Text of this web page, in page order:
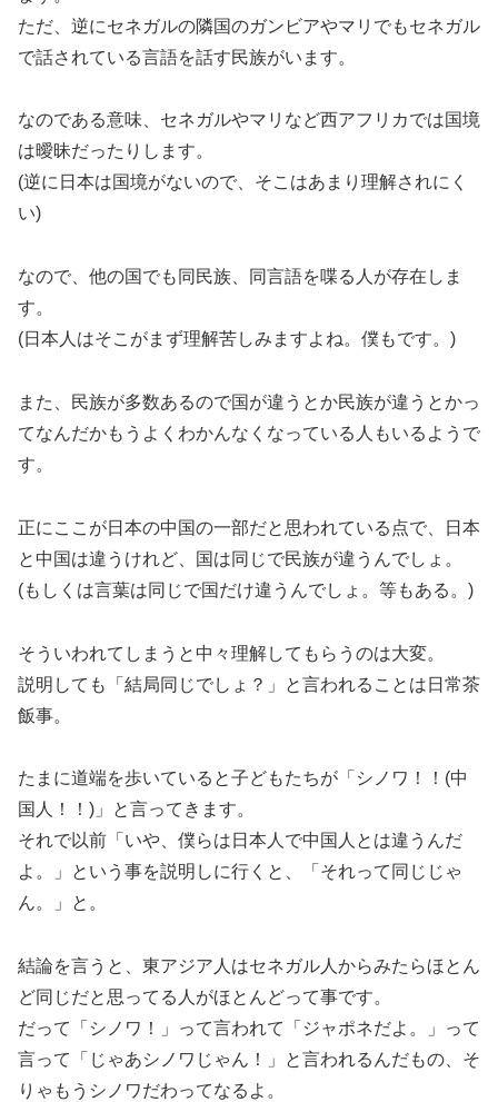
ただ、逆にセネガルの隣国のガンビアやマリでもセネガル
で話されている言語を話す民族がいます。
なのである意味、セネガルやマリなど西アフリカでは国境
は曖昧だったりします。
(逆に日本は国境がないので、そこはあまり理解されにく
い)
なので、他の国でも同民族、同言語を喋る人が存在しま
す。
(日本人はそこがまず理解苦しみますよね。僕もです。)
また、民族が多数あるので国が違うとか民族が違うとかっ
てなんだかもうよくわかんなくなっている人もいるようで
す。
正にここが日本の中国の一部だと思われている点で、日本
と中国は違うけれど、国は同じで民族が違うんでしょ。
(もしくは言葉は同じで国だけ違うんでしょ。等もある。)
そういわれてしまうと中々理解してもらうのは大変。
説明しても「結局同じでしょ？」と言われることは日常茶
飯事。
たまに道端を歩いていると子どもたちが「シノワ！！(中
国人！！)」と言ってきます。
それで以前「いや、僕らは日本人で中国人とは違うんだ
よ。」という事を説明しに行くと、「それって同じじゃ
ん。」と。
結論を言うと、東アジア人はセネガル人からみたらほとん
ど同じだと思ってる人がほとんどって事です。
だって「シノワ！」って言われて「ジャポネだよ。」って
言って「じゃあシノワじゃん！」と言われるんだもの、そ
りゃもうシノワだわってなるよ。